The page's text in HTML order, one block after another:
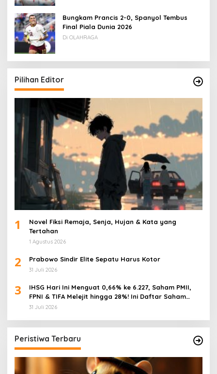
Bungkam Prancis 2-0, Spanyol Tembus
Final Piala Dunia 2026
Di OLAHRAGA
Pilihan Editor
1
Novel Fiksi Remaja, Senja, Hujan & Kata yang
Tertahan
1 Agustus 2026
2 Prabowo Sindir Elite Sepatu Harus Kotor
31 Juli 2026
3
IHSG Hari Ini Menguat 0,66% ke 6.227, Saham PMII,
FPNI & TIFA Melejit hingga 28%! Ini Daftar Saham
Paling Cuan & Volume Tertinggi 31 Juli 2026
31 Juli 2026
Peristiwa Terbaru